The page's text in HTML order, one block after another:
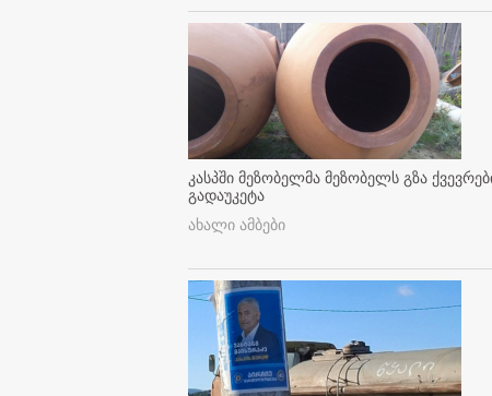
კასპში მეზობელმა მეზობელს გზა
გადაუკეტა
ახალი ამბები